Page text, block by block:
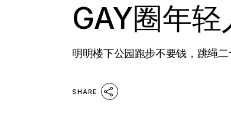
GAY圈年
明明楼下公园跑步不要钱，跳绳
SHARE